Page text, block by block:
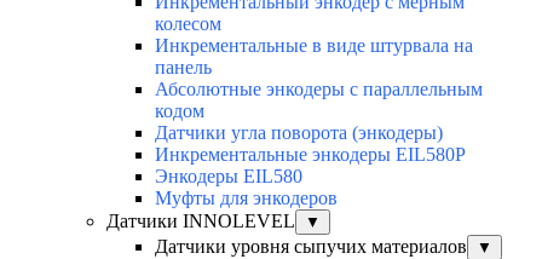
колесом
Инкрементальные в виде штурвала на
панель
Абсолютные энкодеры с параллельным
кодом
Датчики угла поворота (энкодеры)
Инкрементальные энкодеры EIL580P
Энкодеры EIL580
Муфты для энкодеров
Датчики INNOLEVEL
▼
Датчики уровня сыпучих материалов ▼